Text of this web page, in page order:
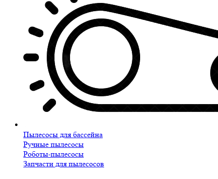
Пылесосы для бассейна
Ручные пылесосы
Роботы-пылесосы
Запчасти для пылесосов